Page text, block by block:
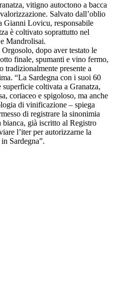
vitigno autoctono a bacca
Salvato dall’oblio
Gianni Lovicu, responsabile
è coltivato soprattutto nel
Mandrolisai.
dopo aver testato le
finale, spumanti e vino fermo,
presente a
“La Sardegna con i suoi 60
coltivata a Granatza,
coriaceo e spigoloso, ma anche
di vinificazione – spiega
di registrare la sinonimia
già iscritto al Registro
l’iter per autorizzarne la
Sardegna”.